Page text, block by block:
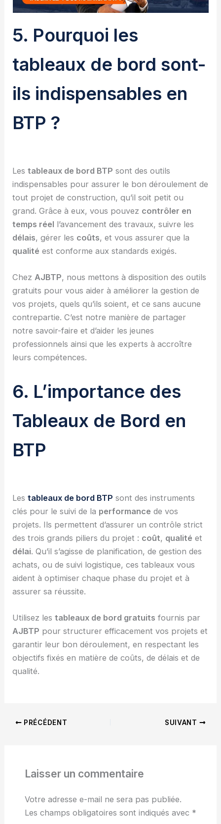
5. Pourquoi les
tableaux de bord sont-
ils indispensables en
BTP ?
Lestableaux de bord BTP sont des outils
indispensables pour assurer le bon déroulement de
tout projet de construction, qu’il soit petit ou
grand. Grâce à eux, vous pouvez contrôler en
temps réel l’avancement des travaux, suivre les
délais, gérer les coûts, et vous assurer que la
qualité est conforme aux standards exigés.
Chez AJBTP, nous mettons à disposition des outils
gratuits pour vous aider à améliorer la gestion de
vos projets, quels qu’ils soient, et ce sans aucune
contrepartie. C’est notre manière de partager
notre savoir-faire et d’aider les jeunes
professionnels ainsi que les experts à accroître
leurs compétences.
6. L’importance des
Tableaux de Bord en
BTP
Les tableaux de bord BTP sont des instruments
clés pour le suivi de la performance de vos
projets. Ils permettent d’assurer un contrôle strict
des trois grands piliers du projet : coût, qualité et
délai. Qu’il s’agisse de planification, de gestion des
achats, ou de suivi logistique, ces tableaux vous
aident à optimiser chaque phase du projet et à
assurer sa réussite.
Utilisez lestableaux de bord gratuits fournis par
AJBTP pour structurer efficacement vos projets et
garantir leur bon déroulement, en respectant les
objectifs fixés en matière de coûts, de délais et de
qualité.
PRÉCÉDENT SUIVANT
Laisser un commentaire
Votre adresse e-mail ne sera pas publiée.
Les champs obligatoires sont indiqués avec *